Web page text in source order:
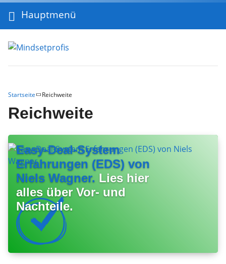
Hauptmenü
Startseite Reichweite
Reichweite
Easy-Deal-System
Erfahrungen (EDS) von
Niels Wagner. Lies hier
alles über Vor- und
Nachteile.